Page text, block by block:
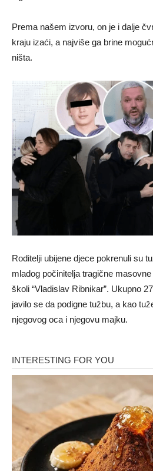
Prema našem izvoru, on je i dalje
kraju izaći, a najviše ga brine
ništa.
Roditelji ubijene djece pokrenuli su
mladog počinitelja tragične
školi “Vladislav Ribnikar”. Ukupno
javilo se da podigne tužbu, a kao
njegovog oca i njegovu majku.